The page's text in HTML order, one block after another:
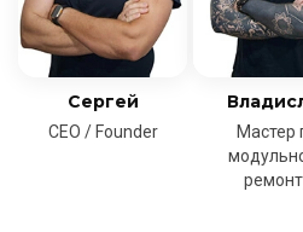
Сергей
CEO / Founder
Мастер